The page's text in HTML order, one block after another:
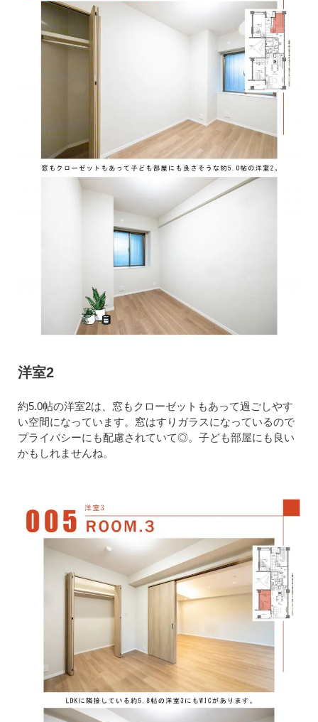
洋室2
約5.0帖の洋室2は、窓もクローゼットもあって過ごしやす
い空間になっています。窓はすりガラスになっているので
プライバシーにも配慮されていて◎。子ども部屋にも良い
かもしれませんね。